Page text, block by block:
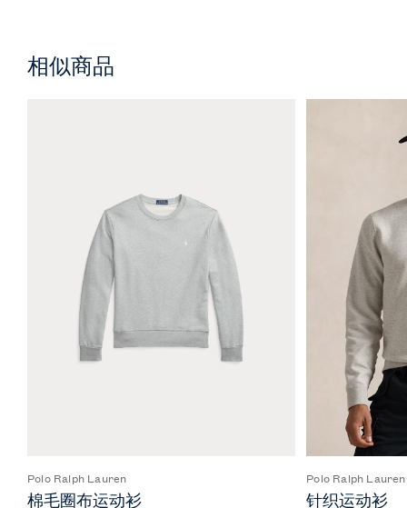
相似商品
Polo Ralph Lauren
棉毛圈布运动衫
Polo Ralph Lauren
针织运动衫